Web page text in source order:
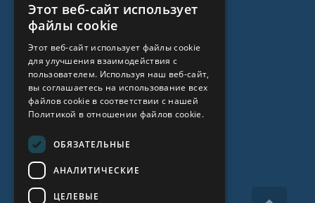
О НАС
О клинике
Цены
Статьи
LATVIAN
RUSSIAN
LITHUANIAN
NORWEGIAN
Этот веб-сайт использует
файлы cookie
Этот веб-сайт использует файлы cookie
для улучшения взаимодействия с
пользователем. Используя наш веб-сайт,
вы соглашаетесь на использование всех
файлов cookie в соответствии с нашей
Политикой в ​​отношении файлов cookie.
ОБЯЗАТЕЛЬНЫЕ
АНАЛИТИЧЕСКИЕ
ЦЕЛЕВЫЕ